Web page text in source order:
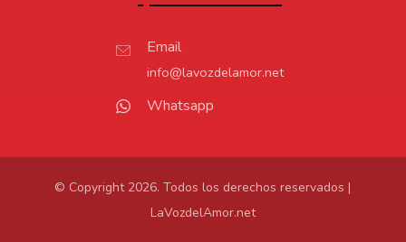
Email
info@lavozdelamor.net
Whatsapp
© Copyright 2026. Todos los derechos reservados |
LaVozdelAmor.net